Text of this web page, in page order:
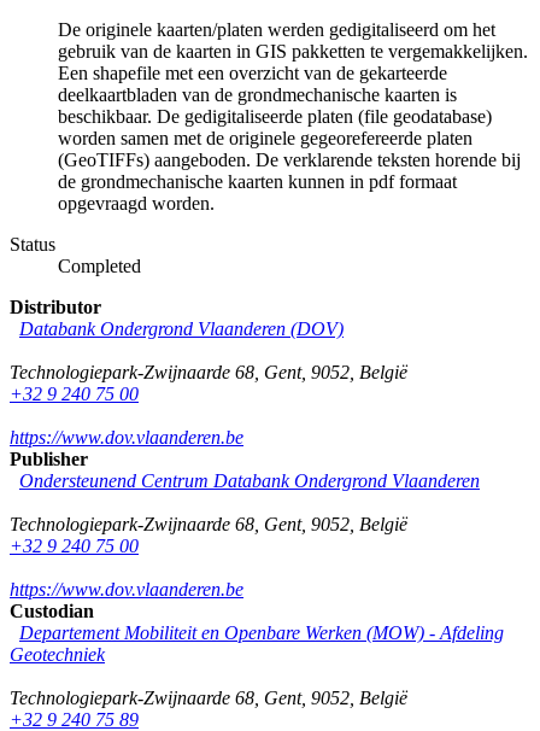
De originele kaarten/platen werden gedigitaliseerd om het
gebruik van de kaarten in GIS pakketten te vergemakkelijken.
Een shapefile met een overzicht van de gekarteerde
deelkaartbladen van de grondmechanische kaarten is
beschikbaar. De gedigitaliseerde platen (file geodatabase)
worden samen met de originele gegeorefereerde platen
(GeoTIFFs) aangeboden. De verklarende teksten horende bij
de grondmechanische kaarten kunnen in pdf formaat
opgevraagd worden.
Status
Completed
Distributor
Databank Ondergrond Vlaanderen (DOV)
Technologiepark-Zwijnaarde 68 Gent, 9052 België
+32 9 240 75 00
https://www.dov.vlaanderen.be
Publisher
Ondersteunend Centrum Databank Ondergrond Vlaanderen
Technologiepark-Zwijnaarde 68 Gent, 9052 België
+32 9 240 75 00
https://www.dov.vlaanderen.be
Custodian
Departement Mobiliteit en Openbare Werken (MOW) - Afdeling
Geotechniek
Technologiepark-Zwijnaarde 68 Gent, 9052 België
+32 9 240 75 89